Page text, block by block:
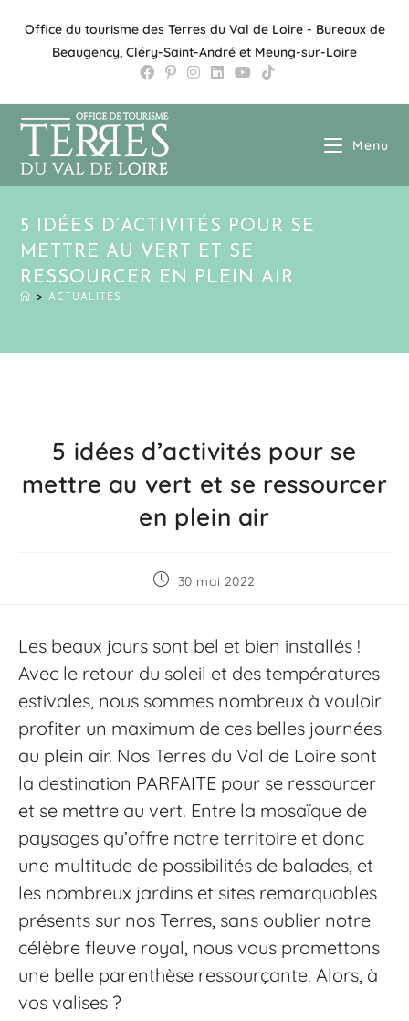
Office du tourisme des Terres du Val de Loire - Bureaux de
Beaugency, Cléry-Saint-André et Meung-sur-Loire
Menu
5 IDÉES D’ACTIVITÉS POUR SE
METTRE AU VERT ET SE
RESSOURCER EN PLEIN AIR
> ACTUALITÉS
5 idées d’activités pour se
mettre au vert et se ressourcer
en plein air
30 mai 2022
Les beaux jours sont bel et bien installés !
Avec le retour du soleil et des températures
estivales, nous sommes nombreux à vouloir
profiter un maximum de ces belles journées
au plein air. Nos Terres du Val de Loire sont
la destination PARFAITE pour se ressourcer
et se mettre au vert. Entre la mosaïque de
paysages qu’offre notre territoire et donc
une multitude de possibilités de balades, et
les nombreux jardins et sites remarquables
présents sur nos Terres, sans oublier notre
célèbre fleuve royal, nous vous promettons
une belle parenthèse ressourçante. Alors, à
vos valises ?